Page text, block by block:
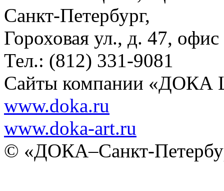
Санкт-Петербург,
Гороховая ул., д. 47,
Тел.: (812) 331-9081
Сайты компании «ДОКА
www.doka.ru
www.doka-art.ru
© «ДОКА–Санкт-